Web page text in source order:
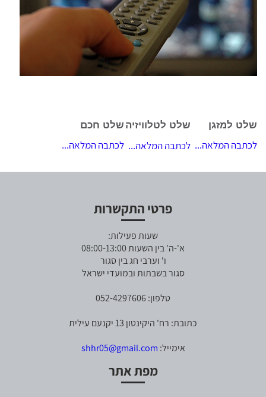
שלט למזגן
לכתבה המלאה...
שלט לטלוויזיה
לכתבה המלאה...
שלט חכם
לכתבה המלאה...
פרטי התקשרות
שעות פעילות:
א'-ה' בין השעות 08:00-13:00
ו' וערבי חג בין סגור
סגור בשבתות ובמועדי ישראל
טלפון: 052-4297606
כתובת: רח' היקינטון 13 יקנעם עילית
אימייל: shhr05@gmail.com
מפת אתר